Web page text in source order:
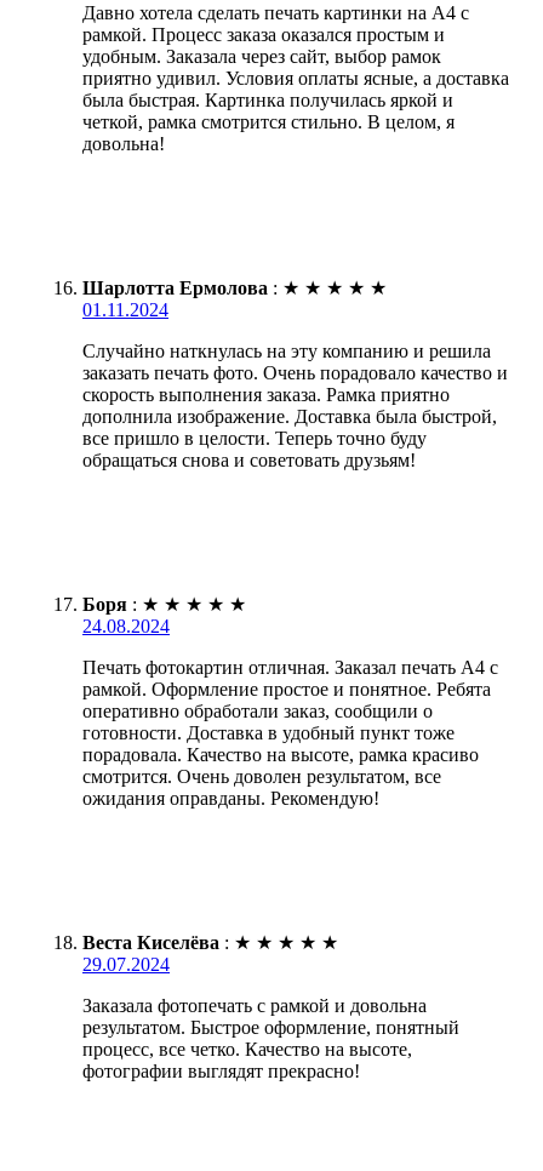
Давно хотела сделать печать картинки на А4 с
рамкой. Процесс заказа оказался простым и
удобным. Заказала через сайт, выбор рамок
приятно удивил. Условия оплаты ясные, а доставка
была быстрая. Картинка получилась яркой и
четкой, рамка смотрится стильно. В целом, я
довольна!
Шарлотта Ермолова : ★ ★ ★ ★ ★
01.11.2024
Случайно наткнулась на эту компанию и решила
заказать печать фото. Очень порадовало качество и
скорость выполнения заказа. Рамка приятно
дополнила изображение. Доставка была быстрой,
все пришло в целости. Теперь точно буду
обращаться снова и советовать друзьям!
Боря : ★ ★ ★ ★ ★
24.08.2024
Печать фотокартин отличная. Заказал печать А4 с
рамкой. Оформление простое и понятное. Ребята
оперативно обработали заказ, сообщили о
готовности. Доставка в удобный пункт тоже
порадовала. Качество на высоте, рамка красиво
смотрится. Очень доволен результатом, все
ожидания оправданы. Рекомендую!
Веста Киселёва : ★ ★ ★ ★ ★
29.07.2024
Заказала фотопечать с рамкой и довольна
результатом. Быстрое оформление, понятный
процесс, все четко. Качество на высоте,
фотографии выглядят прекрасно!